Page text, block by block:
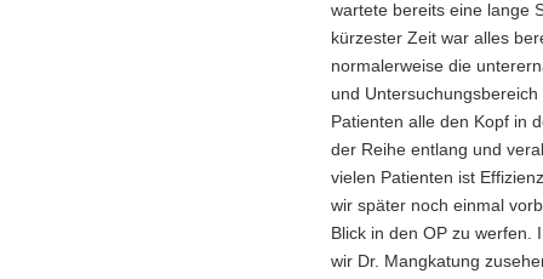
wartete bereits eine lange
kürzester Zeit war alles
normalerweise die
und
Patienten alle den Kopf in
der Reihe entlang und
vielen Patienten ist
wir später noch einmal
Blick in den OP zu werfen.
wir Dr. Mangkatung